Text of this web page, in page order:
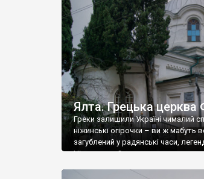
християнином. А потім було
Херсонесу Таврійського названо
Ялта. Грецька
Греки залишили Україні чималий
ніжинські огірочки – ви ж мабуть
загублений у радянські часи,
Ніжин греки?